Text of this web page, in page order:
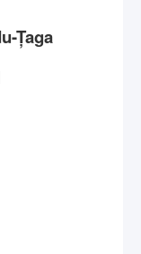
Țaga